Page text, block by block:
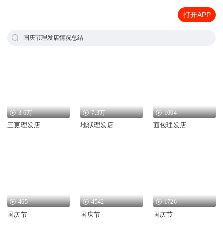
打开APP
国庆节理发店情况总结
3.6万
三更理发店
7.3万
地狱理发店
1004
面包理发店
465
国庆节
4542
国庆节
1726
国庆节